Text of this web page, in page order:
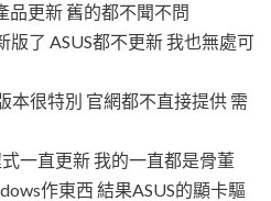
品更新 舊的都不聞不問
版了 ASUS都不更新 我也無處可
本很特別 官網都不直接提供 需
一直更新 我的一直都是骨董
作東西 結果ASUS的顯卡驅